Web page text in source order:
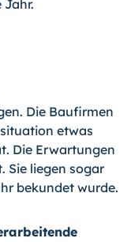
Die Bau­firmen
etwas
Die Erwartungen
Sie liegen sogar
bekundet wurde.